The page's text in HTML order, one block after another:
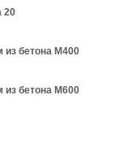
20
из бетона М400
из бетона М600